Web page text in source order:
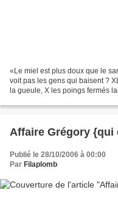
«Le miel est plus doux que le
voit pas les gens qui baisent ?
la gueule, X les poings fermés
Affaire Grégory {qui
Publié le 28/10/2006 à 00:00
Par Filaplomb